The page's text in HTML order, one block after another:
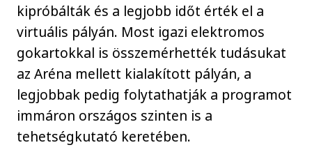
kipróbálták és a legjobb időt érték el a
virtuális pályán. Most igazi elektromos
gokartokkal is összemérhették tudásukat
az Aréna mellett kialakított pályán, a
legjobbak pedig folytathatják a programot
immáron országos szinten is a
tehetségkutató keretében.